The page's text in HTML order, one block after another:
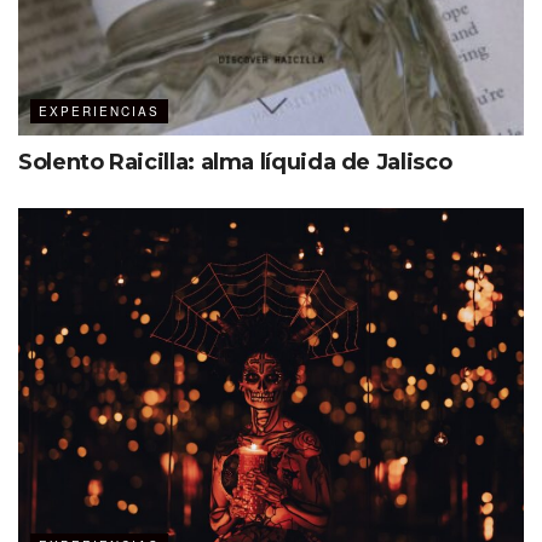
• Alimentos
• Consulta y asesoría para la pareja o coordinador de
bodas
Experiencia romántica galardonada
III Concurso de Desarrollo
de Productos Turísticos promovido por la Secretaría de
Turismo de Zacatecas, en octubre de 2019, y tuvo como
objetivos ofrecer al turista de romance una nueva
experiencia, además de generar empleos para
el pueblo Wixárika, aprovechando su propia cultura.
EXPERIENCIAS
Solento Raicilla: alma líquida de Jalisco